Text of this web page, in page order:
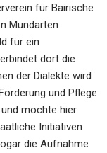
für Bairische
Mundarten
für ein
dort die
der Dialekte wird
und Pflege
möchte hier
Initiativen
die Aufnahme